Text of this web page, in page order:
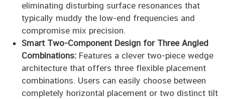
eliminating disturbing surface resonances that
typically muddy the low-end frequencies and
compromise mix precision.
Smart Two-Component Design for Three Angled
Combinations:Features a clever two-piece wedge
architecture that offers three flexible placement
combinations. Users can easily choose between
completely horizontal placement or two distinct tilt